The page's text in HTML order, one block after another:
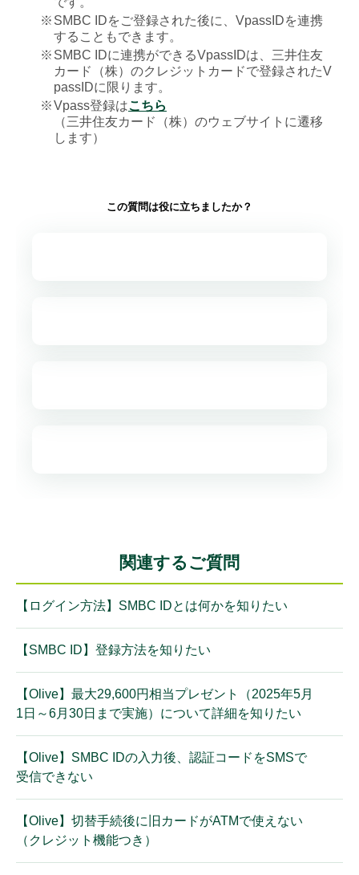
※ SMBC IDをご登録された後に、VpassIDを連携
することもできます。
※ SMBC IDに連携ができるVpassIDは、三井住友
カード（株）のクレジットカードで登録されたV
passIDに限ります。
※Vpass登録はこちら
（三井住友カード（株）のウェブサイトに遷移
します）
この質問は役に立ちましたか？
関連するご質問
【ログイン方法】SMBC IDとは何かを知りたい
【SMBC ID】登録方法を知りたい
【Olive】最大29,600円相当プレゼント（2025年5月
1日～6月30日まで実施）について詳細を知りたい
【Olive】SMBC IDの入力後、認証コードをSMSで
受信できない
【Olive】切替手続後に旧カードがATMで使えない
（クレジット機能つき）